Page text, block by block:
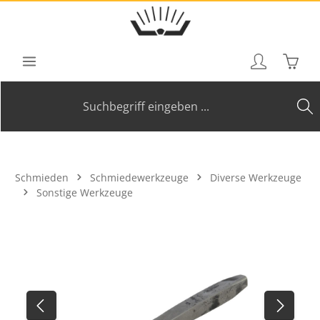
Zum Hauptinhalt springen
Schmieden Schmiedewerkzeuge
Diverse Werkzeuge
Sonstige Werkzeuge